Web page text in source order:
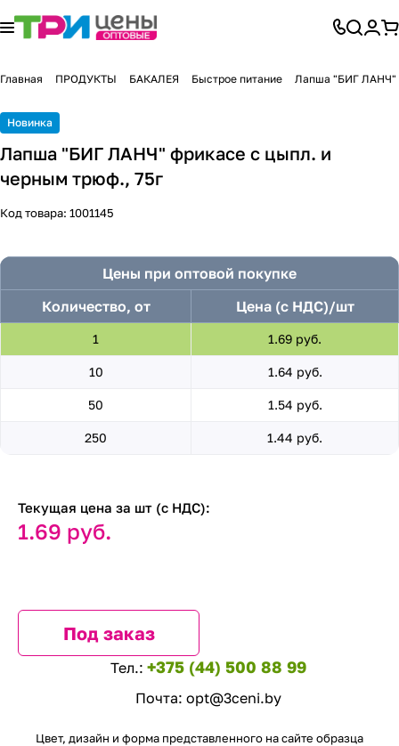
Главная ПРОДУКТЫ БАКАЛЕЯ Быстрое питание Лапша "БИГ ЛАНЧ"
Новинка
Лапша "БИГ ЛАНЧ" фрикасе с цыпл. и
черным трюф., 75г
Код товара: 1001145
Цены при оптовой покупке
Количество, от
Цена (с НДС)/шт
1 1.69 руб.
10 1.64 руб.
50 1.54 руб.
250 1.44 руб.
Текущая цена за шт (с НДС):
1.69 руб.
Под заказ
Тел.: +375 (44) 500 88 99
Почта: opt@3ceni.by
Цвет, дизайн и форма представленного на сайте образца